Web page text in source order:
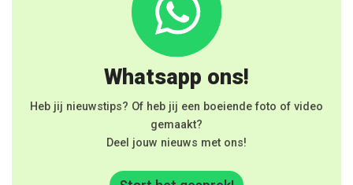
Whatsapp ons!
Heb jij nieuwstips? Of heb jij een boeiende foto of video
gemaakt?
Deel jouw nieuws met ons!